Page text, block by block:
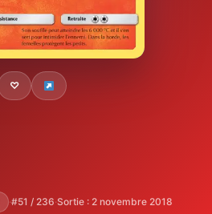
♡
·#51 / 236·Sortie : 2 novembre 2018